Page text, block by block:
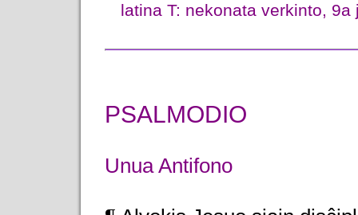
latina T: nekonata verkinto,
PSALMODIO
Unua Antifono